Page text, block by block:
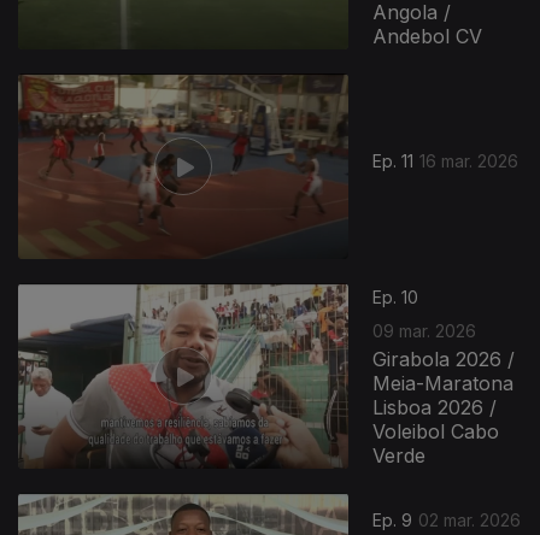
Angola /
Andebol CV
Ep. 11 16 mar. 2026
Ep. 10
09 mar. 2026
Girabola 2026 /
Meia-Maratona
Lisboa 2026 /
Voleibol Cabo
Verde
Ep. 9 02 mar. 2026
910815